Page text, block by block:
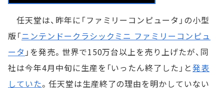
任天堂は、昨年に「ファミリーコンピュータ」の小型
版「ニンテンドークラシックミニ ファミリーコンピュ
ータ 」を発売。世界で150万台以上を売り上げたが、同
社は今年4月中旬に生産を「いったん終了した」と発表
していた。任天堂は生産終了の理由を明かしていない